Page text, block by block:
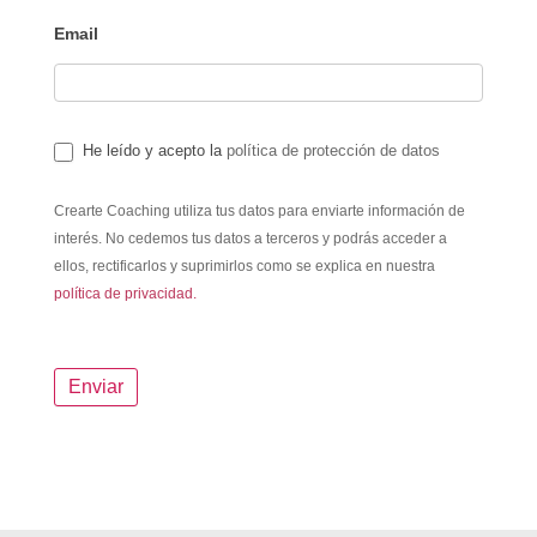
Email
He leído y acepto la política de protección de datos
Crearte Coaching utiliza tus datos para enviarte información de
interés. No cedemos tus datos a terceros y podrás acceder a
ellos, rectificarlos y suprimirlos como se explica en nuestra
política de privacidad.